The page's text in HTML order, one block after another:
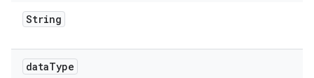
String
dataType